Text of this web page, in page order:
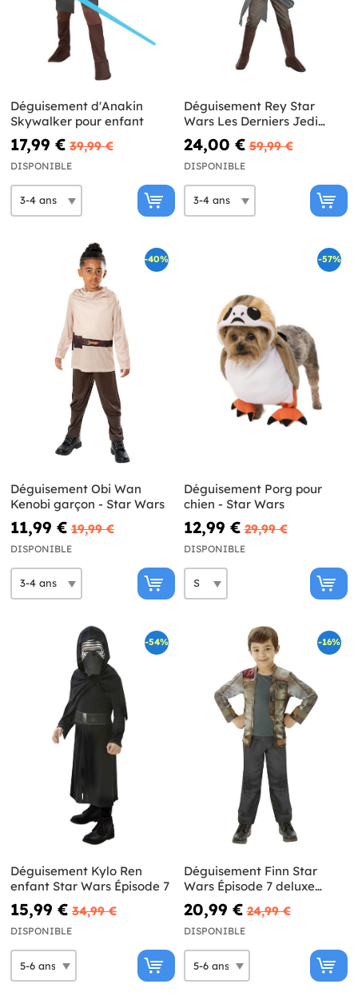
Déguisement d'Anakin
Skywalker pour enfant
17,99 € 39,99 €
DISPONIBLE
Déguisement Rey Star
Wars Les Derniers Jedi
super deluxe fille
24,00 € 59,99 €
DISPONIBLE
-40%
Déguisement Obi Wan
Kenobi garçon - Star Wars
11,99 € 19,99 €
DISPONIBLE
-57%
Déguisement Porg pour
chien - Star Wars
12,99 € 29,99 €
DISPONIBLE
-54%
Déguisement Kylo Ren
enfant Star Wars Épisode 7
15,99 € 34,99 €
DISPONIBLE
-16%
Déguisement Finn Star
Wars Épisode 7 deluxe
enfant
20,99 € 24,99 €
DISPONIBLE